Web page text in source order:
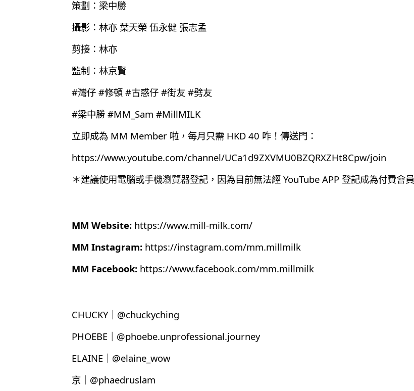
策劃：梁中勝
攝影：林亦 葉天榮 伍永健 張志孟
剪接：林亦
監制：林京賢
#灣仔 #修頓 #古惑仔 #街友 #劈友
#梁中勝 #MM_Sam #MillMILK
立即成為 MM Member 啦，每月只需 HKD 40 咋！傳送門：
https://www.youtube.com/channel/UCa1d9ZXVMU0BZQRXZHt8Cpw/join
＊建議使用電腦或手機瀏覽器登記，因為目前無法經 YouTube APP 登記成為付費會員
MM Website: https://www.mill-milk.com/
MM Instagram: https://instagram.com/mm.millmilk
MM Facebook: https://www.facebook.com/mm.millmilk
CHUCKY｜@chuckyching
PHOEBE｜@phoebe.unprofessional.journey
ELAINE｜@elaine_wow
京｜@phaedruslam